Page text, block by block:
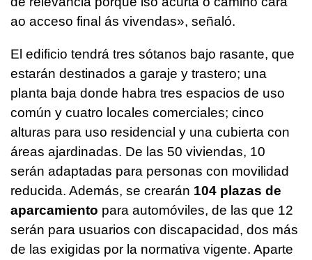
ao acceso final ás vivendas», señaló.
El edificio tendrá tres sótanos bajo rasante, que
estarán destinados a garaje y trastero; una
planta baja donde habra tres espacios de uso
común y cuatro locales comerciales; cinco
alturas para uso residencial y una cubierta con
áreas ajardinadas. De las 50 viviendas, 10
serán adaptadas para personas con movilidad
reducida. Además, se crearán 104 plazas de
aparcamiento para automóviles, de las que 12
serán para usuarios con discapacidad, dos más
de las exigidas por la normativa vigente. Aparte